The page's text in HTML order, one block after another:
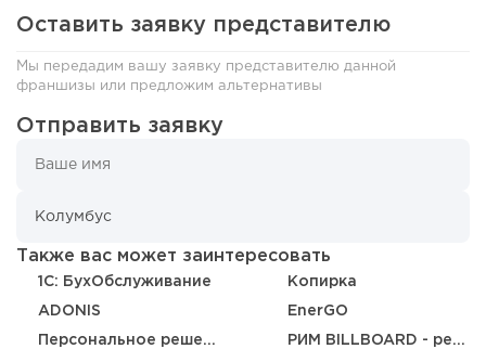
миллиарды:...
Оставить заявку представителю
Мы передадим вашу заявку представителю данной
франшизы или предложим альтернативы
Отправить заявку
Также вас может заинтересовать
1C: БухОбслуживание Копирка
ADONIS EnerGO
Персональное решение РИМ BILLBOARD - рекламные щиты